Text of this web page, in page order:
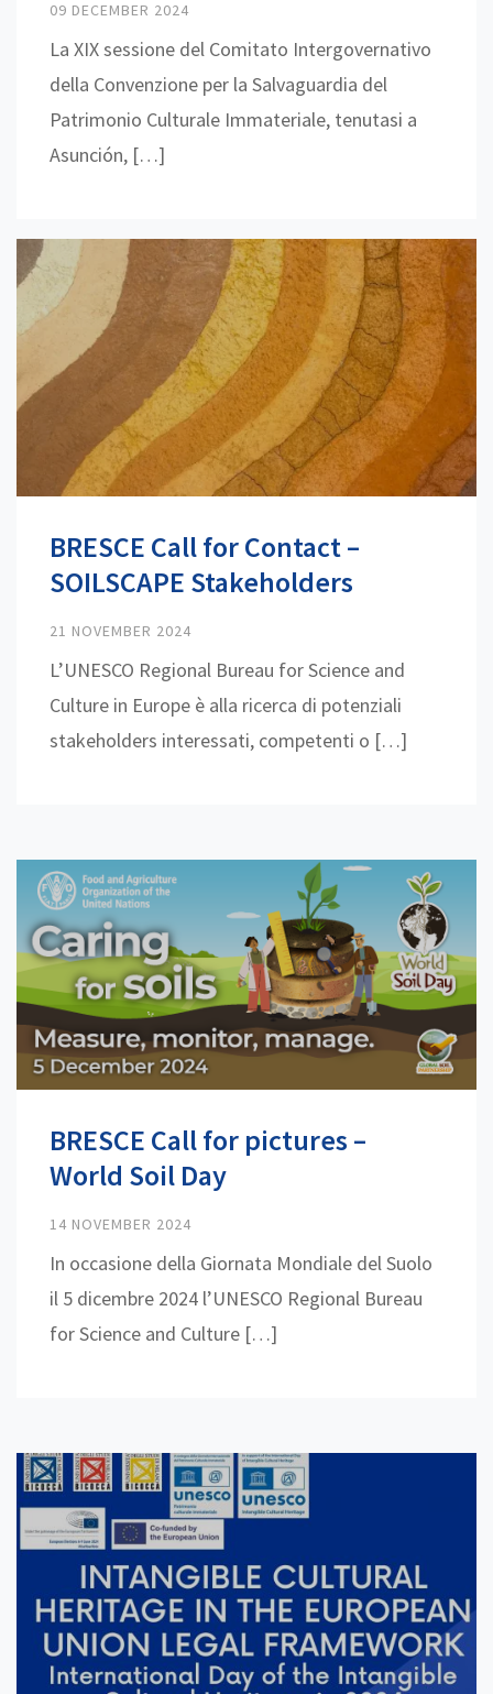
09 DECEMBER 2024
La XIX sessione del Comitato Intergovernativo
della Convenzione per la Salvaguardia del
Patrimonio Culturale Immateriale, tenutasi a
Asunción, […]
BRESCE Call for Contact –
SOILSCAPE Stakeholders
21 NOVEMBER 2024
L’UNESCO Regional Bureau for Science and
Culture in Europe è alla ricerca di potenziali
stakeholders interessati, competenti o […]
BRESCE Call for pictures –
World Soil Day
14 NOVEMBER 2024
In occasione della Giornata Mondiale del Suolo
il 5 dicembre 2024 l’UNESCO Regional Bureau
for Science and Culture […]